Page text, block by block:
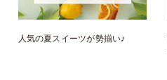
人気の夏スイーツが勢揃い♪